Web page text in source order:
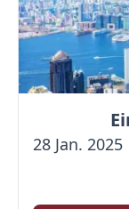
28 Jan. 2025